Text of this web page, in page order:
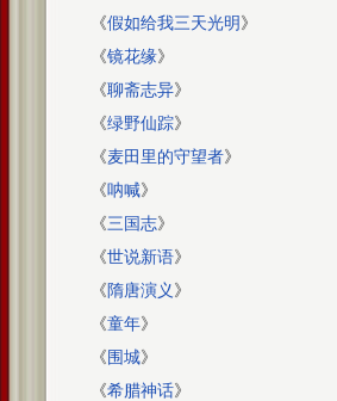
《假如给我三天光明》
《镜花缘》
《聊斋志异》
《绿野仙踪》
《麦田里的守望者》
《呐喊》
《三国志》
《世说新语》
《隋唐演义》
《童年》
《围城》
《希腊神话》